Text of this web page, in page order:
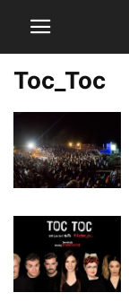
Toc_Toc